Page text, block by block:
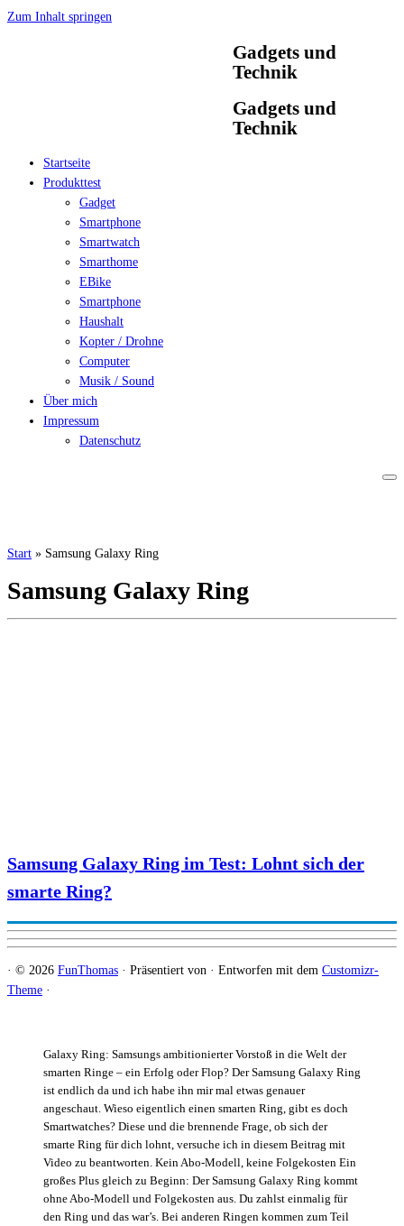
Zum Inhalt springen
Gadgets und
Technik
Gadgets und
Technik
Startseite
Produkttest
Gadget
Smartphone
Smartwatch
Smarthome
EBike
Smartphone
Haushalt
Kopter / Drohne
Computer
Musik / Sound
Über mich
Impressum
Datenschutz
Start » Samsung Galaxy Ring
Samsung Galaxy Ring
Galaxy Ring: Samsungs ambitionierter Vorstoß in die Welt der
smarten Ringe – ein Erfolg oder Flop? Der Samsung Galaxy Ring
ist endlich da und ich habe ihn mir mal etwas genauer
angeschaut. Wieso eigentlich einen smarten Ring, gibt es doch
Smartwatches? Diese und die brennende Frage, ob sich der
smarte Ring für dich lohnt, versuche ich in diesem Beitrag mit
Video zu beantworten. Kein Abo-Modell, keine Folgekosten Ein
großes Plus gleich zu Beginn: Der Samsung Galaxy Ring kommt
ohne Abo-Modell und Folgekosten aus. Du zahlst einmalig für
den Ring und das war’s. Bei anderen Ringen kommen zum Teil
Samsung Galaxy Ring im Test: Lohnt sich der
smarte Ring?
· © 2026 FunThomas · Präsentiert von · Entworfen mit dem Customizr-
Theme ·